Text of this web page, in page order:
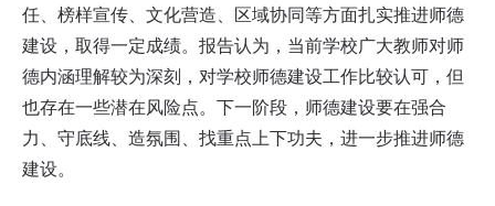
任、榜样宣传、文化营造、区域协同等方面扎实推进师德
建设，取得一定成绩。报告认为，当前学校广大教师对师
德内涵理解较为深刻，对学校师德建设工作比较认可，但
也存在一些潜在风险点。下一阶段，师德建设要在强合
力、守底线、造氛围、找重点上下功夫，进一步推进师德
建设。